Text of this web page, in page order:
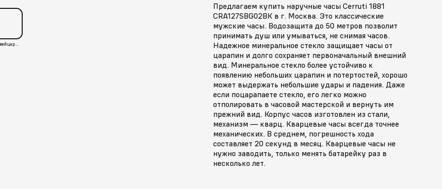
Предлагаем купить наручные часы Cerruti 1881
CRA127SBG02BK в г. Москва. Это классические
мужские часы. Водозащита до 50 метров позволит
принимать душ или умываться, не снимая часов.
Надежное минеральное стекло защищает часы от
царапин и долго сохраняет первоначальный внешний
вид. Минеральное стекло более устойчиво к
появлению небольших царапин и потертостей, хорошо
может выдержать небольшие удары и падения. Даже
если поцарапаете стекло, его легко можно
отполировать в часовой мастерской и вернуть им
прежний вид. Корпус часов изготовлен из стали,
механизм — кварц. Кварцевые часы всегда точнее
механических. В среднем, погрешность хода
составляет 20 секунд в месяц. Кварцевые часы не
нужно заводить, только менять батарейку раз в
несколько лет.